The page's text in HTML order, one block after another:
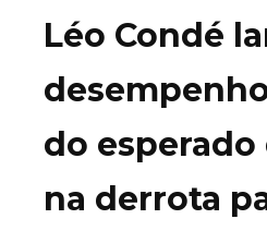
Léo Condé
do
na derrota